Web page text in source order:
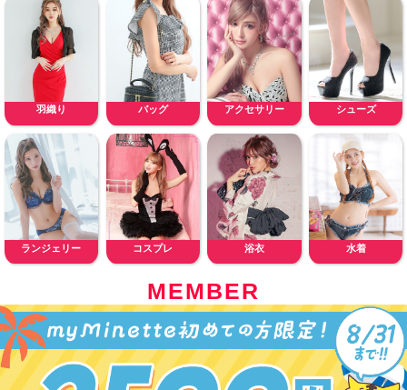
羽織り バッグ アクセサリー シューズ
ランジェリー コスプレ 浴衣 水着
MEMBER